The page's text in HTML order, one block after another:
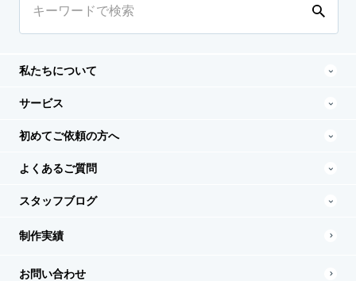
私たちについて
サービス
初めてご依頼の方へ
よくあるご質問
スタッフブログ
制作実績
お問い合わせ